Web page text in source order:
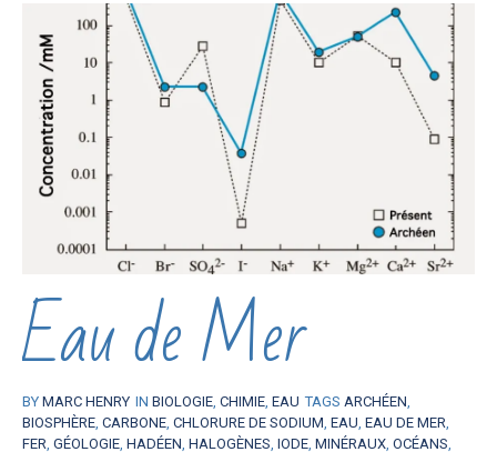
Eau de Mer
BY MARC HENRY IN BIOLOGIE, CHIMIE, EAU TAGS ARCHÉEN,
BIOSPHÈRE, CARBONE, CHLORURE DE SODIUM, EAU, EAU DE MER,
FER, GÉOLOGIE, HADÉEN, HALOGÈNES, IODE, MINÉRAUX, OCÉANS,